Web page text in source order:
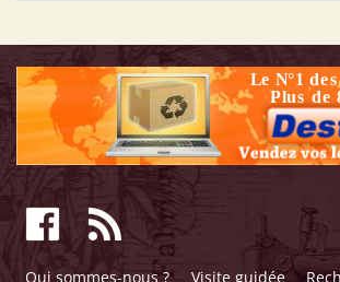
Qui sommes-nous ? Visite guidée